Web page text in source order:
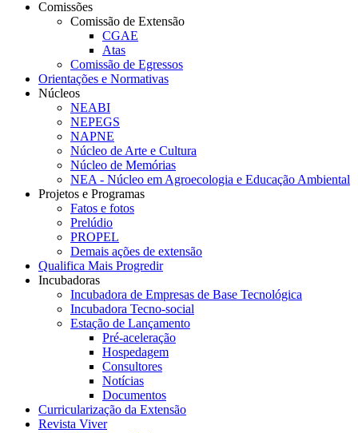
Comissões
Comissão de Extensão
CGAE
Atas
Comissão de Egressos
Orientações e Normativas
Núcleos
NEABI
NEPEGS
NAPNE
Núcleo de Arte e Cultura
Núcleo de Memórias
NEA - Núcleo em Agroecologia e Educação Ambiental
Projetos e Programas
Fatos e fotos
Prelúdio
PROPEL
Demais ações de extensão
Qualifica Mais Progredir
Incubadoras
Incubadora de Empresas de Base Tecnológica
Incubadora Tecno-social
Estação de Lançamento
Pré-aceleração
Hospedagem
Consultores
Notícias
Documentos
Curricularização da Extensão
Revista Viver